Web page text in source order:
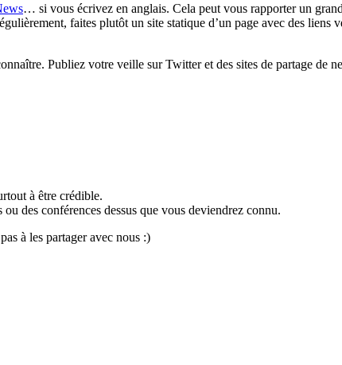
… si vous écrivez en anglais. Cela peut vous rapporter un
faites plutôt un site statique d’un page avec des liens
Publiez votre veille sur Twitter et des sites de partage de
à être crédible.
des conférences dessus que vous deviendrez connu.
à les partager avec nous :)